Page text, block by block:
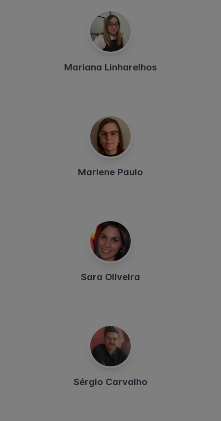
Mariana Linharelhos
Marlene Paulo
Sara Oliveira
Sérgio Carvalho